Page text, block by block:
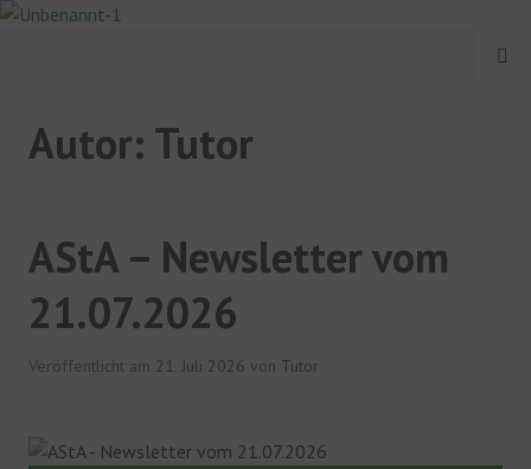
Springe
ASTA PH LUDWIGSBURG
MENÜ
Autor: Tutor
AStA – Newsletter vom
21.07.2026
Veröffentlicht am 21. Juli 2026 von Tutor